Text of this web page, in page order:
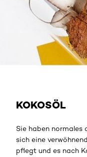
KOKOSÖL
Sie haben normales
sich eine
pflegt und es nach